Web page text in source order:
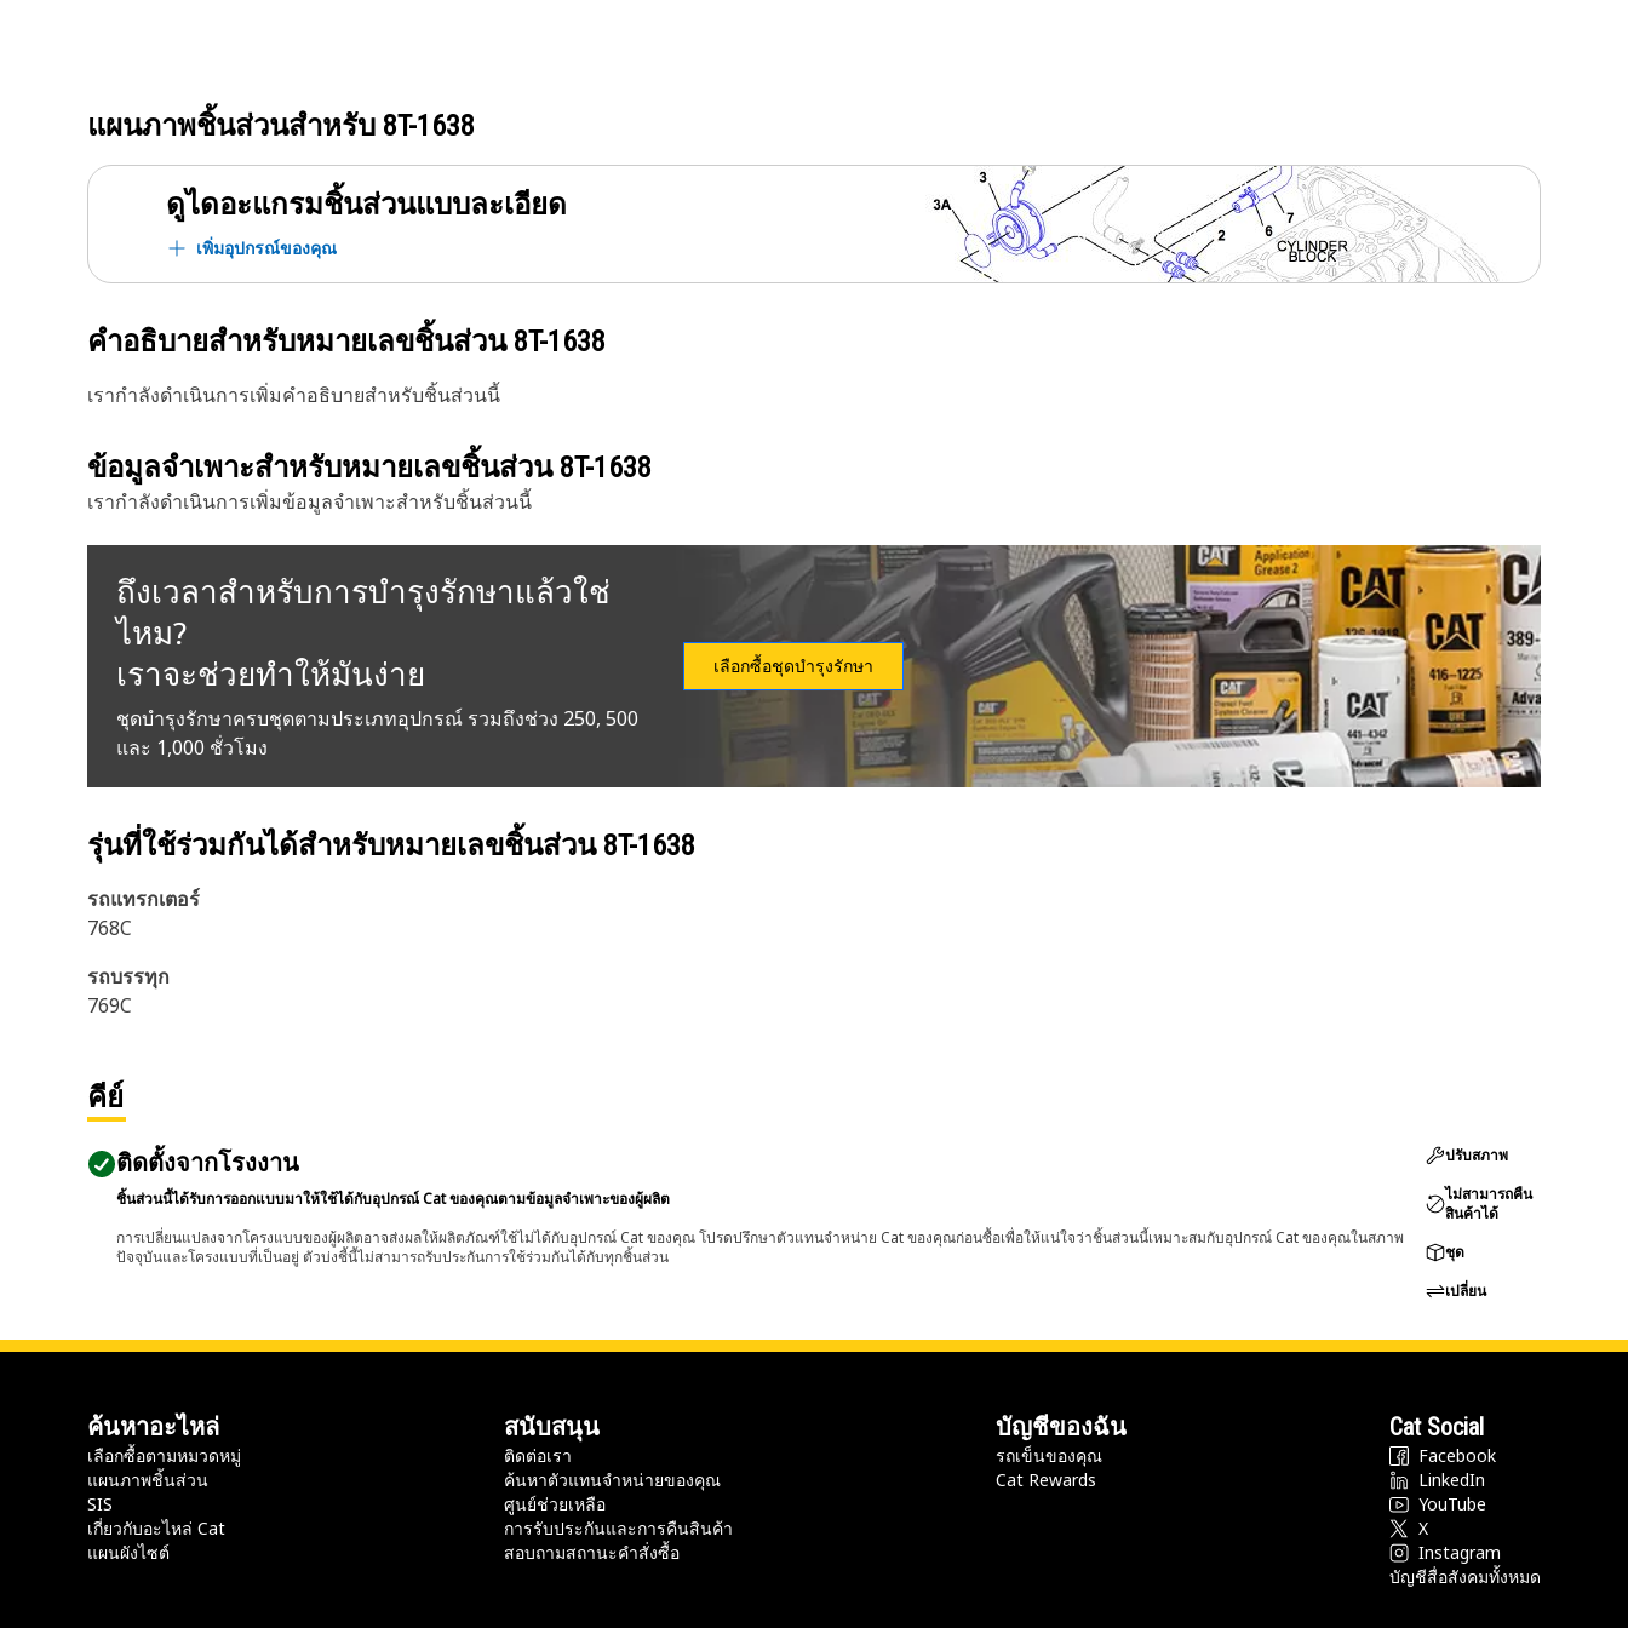
แผนภาพชิ้นส่วนสำหรับ 8T-1638
ดูไดอะแกรมชิ้นส่วนแบบละเอียด
เพิ่มอุปกรณ์ของคุณ
คำอธิบายสำหรับหมายเลขชิ้นส่วน 8T-1638
เรากำลังดำเนินการเพิ่มคำอธิบายสำหรับชิ้นส่วนนี้
ข้อมูลจำเพาะสำหรับหมายเลขชิ้นส่วน 8T-1638
เรากำลังดำเนินการเพิ่มข้อมูลจำเพาะสำหรับชิ้นส่วนนี้
ถึงเวลาสำหรับการบำรุงรักษาแล้วใช่
ไหม?
เราจะช่วยทำให้มันง่าย
ชุดบำรุงรักษาครบชุดตามประเภทอุปกรณ์ รวมถึงช่วง 250, 500
และ 1,000 ชั่วโมง
เลือกซื้อชุดบำรุงรักษา
รุ่นที่ใช้ร่วมกันได้สำหรับหมายเลขชิ้นส่วน 8T-1638
รถแทรกเตอร์
768C
รถบรรทุก
769C
คีย์
ติดตั้งจากโรงงาน
ชิ้นส่วนนี้ได้รับการออกแบบมาให้ใช้ได้กับอุปกรณ์ Cat ของคุณตามข้อมูลจำเพาะของผู้ผลิต
การเปลี่ยนแปลงจากโครงแบบของผู้ผลิตอาจส่งผลให้ผลิตภัณฑ์ใช้ไม่ได้กับอุปกรณ์ Cat ของคุณ โปรดปรึกษาตัวแทนจำหน่าย Cat ของคุณก่อนซื้อเพื่อให้แน่ใจว่าชิ้นส่วนนี้เหมาะสมกับอุปกรณ์ Cat ของคุณในสภาพ
ปัจจุบันและโครงแบบที่เป็นอยู่ ตัวบ่งชี้นี้ไม่สามารถรับประกันการใช้ร่วมกันได้กับทุกชิ้นส่วน
ปรับสภาพ
ไม่สามารถคืน
สินค้าได้
ชุด
เปลี่ยน
ค้นหาอะไหล่
เลือกซื้อตามหมวดหมู่
แผนภาพชิ้นส่วน
SIS
เกี่ยวกับอะไหล่ Cat
แผนผังไซต์
สนับสนุน
ติดต่อเรา
ค้นหาตัวแทนจำหน่ายของคุณ
ศูนย์ช่วยเหลือ
การรับประกันและการคืนสินค้า
สอบถามสถานะคำสั่งซื้อ
บัญชีของฉัน
รถเข็นของคุณ
Cat Rewards
Cat Social
Facebook
LinkedIn
YouTube
X
Instagram
บัญชีสื่อสังคมทั้งหมด